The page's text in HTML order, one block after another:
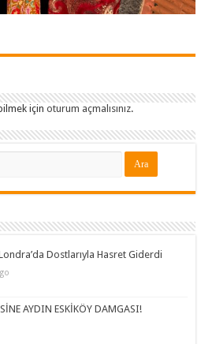
içinoturum açmalısınız.
Dostlarıyla Hasret Giderdi
AYDIN ESKİKÖY DAMGASI!